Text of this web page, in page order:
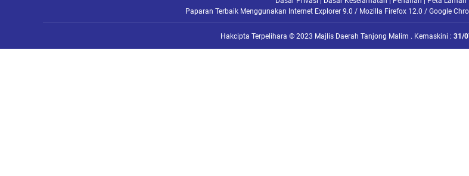
Paparan Terbaik Menggunakan Internet Explorer 9.0 / Mozilla Firefox 12.0 / Google
Hakcipta Terpelihara © 2023 Majlis Daerah Tanjong Malim . Kemaskini : 31/